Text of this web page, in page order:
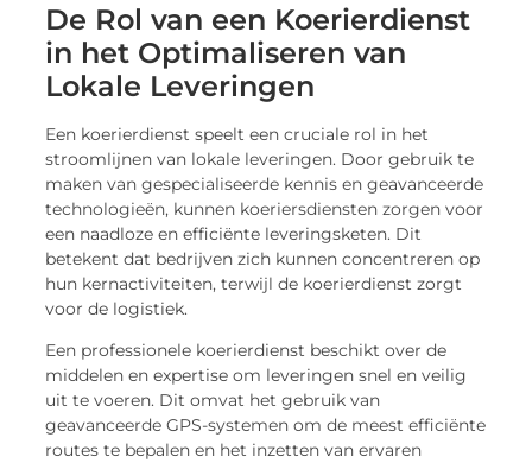
De Rol van een Koerierdienst
in het Optimaliseren van
Lokale Leveringen
Een koerierdienst speelt een cruciale rol in het
stroomlijnen van lokale leveringen. Door gebruik te
maken van gespecialiseerde kennis en geavanceerde
technologieën, kunnen koeriersdiensten zorgen voor
een naadloze en efficiënte leveringsketen. Dit
betekent dat bedrijven zich kunnen concentreren op
hun kernactiviteiten, terwijl de koerierdienst zorgt
voor de logistiek.
Een professionele koerierdienst beschikt over de
middelen en expertise om leveringen snel en veilig
uit te voeren. Dit omvat het gebruik van
geavanceerde GPS-systemen om de meest efficiënte
routes te bepalen en het inzetten van ervaren